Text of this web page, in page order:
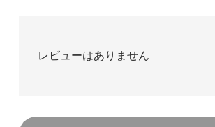
レビューはありません